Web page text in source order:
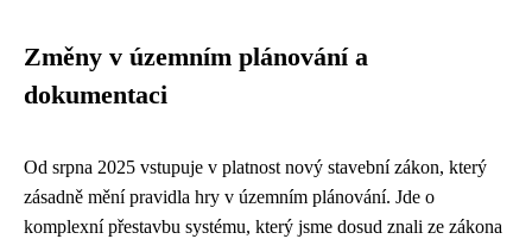
Změny v územním plánování a
dokumentaci
Od srpna 2025 vstupuje v platnost nový stavební zákon, který
zásadně mění pravidla hry v územním plánování. Jde o
komplexní přestavbu systému, který jsme dosud znali ze zákona